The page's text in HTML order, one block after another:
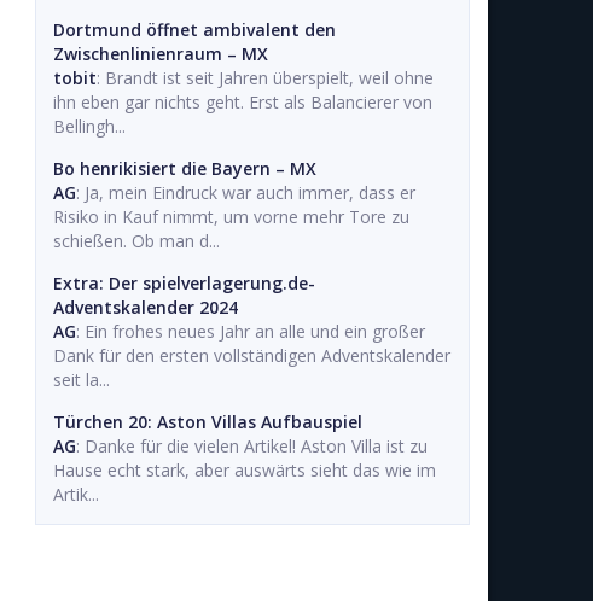
Dortmund öffnet ambivalent den
Zwischenlinienraum – MX
tobit: Brandt ist seit Jahren überspielt, weil ohne
ihn eben gar nichts geht. Erst als Balancierer von
Bellingh...
Bo henrikisiert die Bayern – MX
AG: Ja, mein Eindruck war auch immer, dass er
Risiko in Kauf nimmt, um vorne mehr Tore zu
schießen. Ob man d...
Extra: Der spielverlagerung.de-
Adventskalender 2024
AG: Ein frohes neues Jahr an alle und ein großer
Dank für den ersten vollständigen Adventskalender
seit la...
Türchen 20: Aston Villas Aufbauspiel
AG: Danke für die vielen Artikel! Aston Villa ist zu
Hause echt stark, aber auswärts sieht das wie im
Artik...